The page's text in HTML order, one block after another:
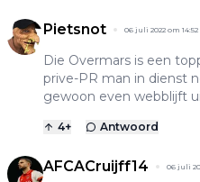
Pietsnot 06 juli 2022 om 14:52
Die Overmars is een
prive-PR man in dienst
gewoon even webblijft
4+ Antwoord
AFCACruijff14 06 juli